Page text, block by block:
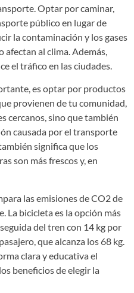
Optar por caminar,
público en lugar de
la contaminación y los gases
al clima. Además,
el tráfico en las ciudades.
es optar por productos
provienen de tu comunidad,
cercanos, sino que también
causada por el transporte
significa que los
son más frescos y, en
las emisiones de CO2 de
La bicicleta es la opción más
del tren con 14 kg por
que alcanza los 68 kg.
clara y educativa el
beneficios de elegir la